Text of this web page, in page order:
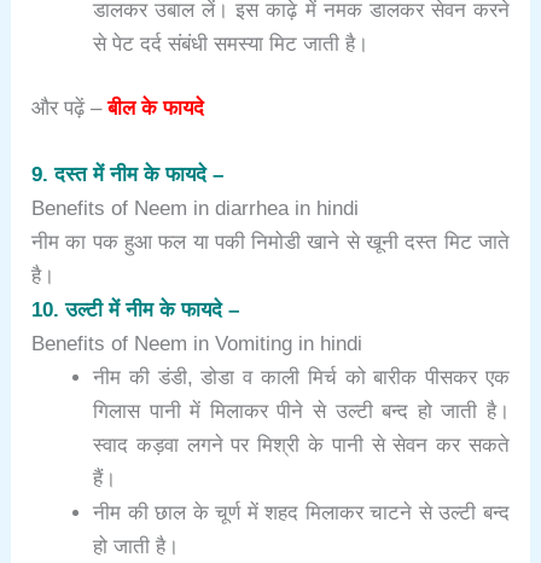
डालकर उबाल लें। इस काढ़े में नमक डालकर सेवन करने
से पेट दर्द संबंधी समस्या मिट जाती है।
और पढ़ें –बील के फायदे
9. दस्त में नीम के फायदे –
Benefits of Neem in diarrhea in hindi
नीम का पक हुआ फल या पकी निमोडी खाने से खूनी दस्त मिट जाते
है।
10. उल्टी में नीम के फायदे –
Benefits of Neem in Vomiting in hindi
नीम की डंडी, डोडा व काली मिर्च को बारीक पीसकर एक
गिलास पानी में मिलाकर पीने से उल्टी बन्द हो जाती है।
स्वाद कड़वा लगने पर मिश्री के पानी से सेवन कर सकते
हैं।
नीम की छाल के चूर्ण में शहद मिलाकर चाटने से उल्टी बन्द
हो जाती है।